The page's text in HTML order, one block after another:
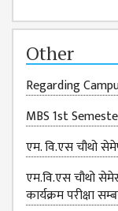
ACTIVITIES &
ISSUES &
CHALLENGES
KMC SOCIAL
PROGRESS
STRATEGIC PLAN
STATUTE
Other
Regarding
MBS 1st
एम. वि.एस चौथो
एम.वि.एस चौथो
कार्यक्रम परीक्षा